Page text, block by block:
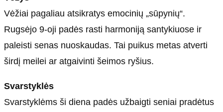
Vėžiai pagaliau atsikratys emocinių „sūpynių“.
Rugsėjo 9-oji padės rasti harmoniją santykiuose ir
paleisti senas nuoskaudas. Tai puikus metas atverti
širdį meilei ar atgaivinti šeimos ryšius.
Svarstyklės
Svarstyklėms ši diena padės užbaigti seniai pradėtus